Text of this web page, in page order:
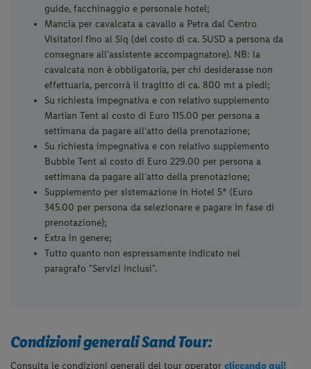
guide, facchinaggio e personale hotel;
Mancia per cavalcata a cavallo a Petra dal Centro
Visitatori fino al Siq (del costo di ca. 5USD a persona da
consegnare all'assistente accompagnatore). NB: la
cavalcata non è obbligatoria, per chi desiderasse non
effettuarla, percorrà il tragitto di ca. 800 mt a piedi;
Su richiesta impegnativa e con relativo supplemento
Martian Tent al costo di Euro 115.00 per persona a
settimana da pagare all’atto della prenotazione;
Su richiesta impegnativa e con relativo supplemento
Bubble Tent al costo di Euro 229.00 per persona a
settimana da pagare all’atto della prenotazione;
Supplemento per sistemazione in Hotel 5* (Euro
345.00 per persona da selezionare e pagare in fase di
prenotazione);
Extra in genere;
Tutto quanto non espressamente indicato nel
paragrafo "Servizi inclusi".
Condizioni generali Sand Tour:
Consulta le condizioni generali del tour operatorcliccando qui!